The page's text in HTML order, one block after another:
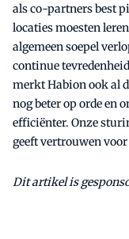
als co-partners best
locaties moesten
algemeen soepel
continue
merkt Habion ook al
nog beter op orde en
efficiënter. Onze
geeft vertrouwen
Dit artikel is